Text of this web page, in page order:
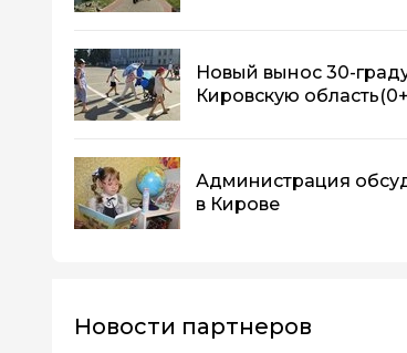
Новый вынос 30-
Кировскую область
Администрация
в Кирове
Новости партнеров